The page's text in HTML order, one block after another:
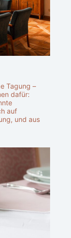
Tagung –
dafür:
auf
und aus